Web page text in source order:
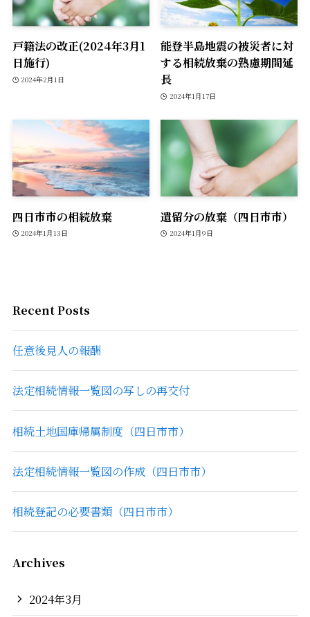
戸籍法の改正(2024年3月1
日施行)
2024年2月1日
能登半島地震の被災者に対
する相続放棄の熟慮期間延
長
2024年1月17日
四日市市の相続放棄
2024年1月13日
遺留分の放棄（四日市市）
2024年1月9日
Recent Posts
任意後見人の報酬
法定相続情報一覧図の写しの再交付
相続土地国庫帰属制度（四日市市）
法定相続情報一覧図の作成（四日市市）
相続登記の必要書類（四日市市）
Archives
2024年3月